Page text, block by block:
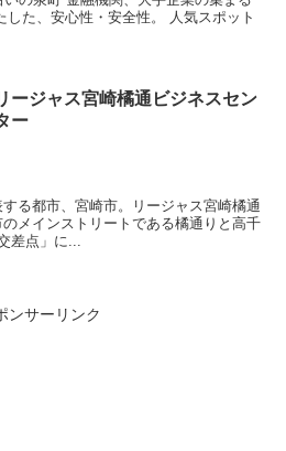
た、安心性・安全性。 人気スポット
ージャス宮崎橘通ビジネスセン
ー
る都市、宮崎市。リージャス宮崎橘通
メインストリートである橘通りと高千
差点」に...
ンサーリンク